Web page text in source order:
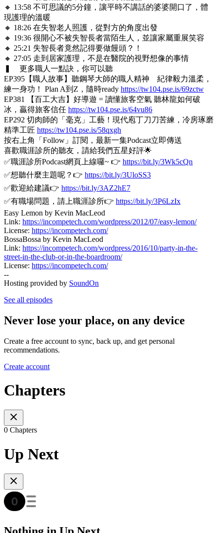
🔸 13:58 不可思議的5分鐘，讓平時不講話的婆婆開口了，體
現護理的溫暖
🔸 18:26 在失智老人照護，從對方的角度出發
🔸 19:36 很開心不被失智長者當陌生人，並讓家屬重展笑容
🔸 25:21 失智長者竟然記得要做饅頭？！
🔸 27:05 走到居家護理，不是在醫院的視野想像的事情
▍ 更多職人一點訣，你可以聽
EP395【職人故事】聽鋼琴大師的職人精神 紀律毅力溫柔，
練一身功！ Plan A到Z，隨時ready https://tw104.pse.is/69zctw
EP381 【百工大吉】好導遊 = 讀懂旅客空氣 聽林龍如何破
冰，贏得旅客信任 https://tw104.pse.is/64vu86
EP292 切肉師的「毫克」工藝！現代庖丁刀刀苦練，冷房琢磨
精準工匠 https://tw104.pse.is/58qxgh
按右上角「Follow」訂閱，最新一集Podcast立即傳送
喜歡職涯診所的聽友，請給我們五星好評🌟
✅職涯診所Podcast網頁上線囉~ 👉 https://bit.ly/3Wk5cQn
✅想聽什麼主題呢？👉 https://bit.ly/3UloSS3
✅歡迎給建議👉 https://bit.ly/3AZ2hE7
✅有職場問題，請上職涯診所👉 https://bit.ly/3P6LzIx
Easy Lemon by Kevin MacLeod
Link: https://incompetech.com/wordpress/2012/07/easy-lemon/
License: https://incompetech.com/
BossaBossa by Kevin MacLeod
Link: https://incompetech.com/wordpress/2016/10/party-in-the-
street-in-the-club-or-in-the-boardroom/
License: https://incompetech.com/
--
Hosting provided by SoundOn
See all episodes
Never lose your place, on any device
Create a free account to sync, back up, and get personal
recommendations.
Create account
Chapters
0 Chapters
Up Next